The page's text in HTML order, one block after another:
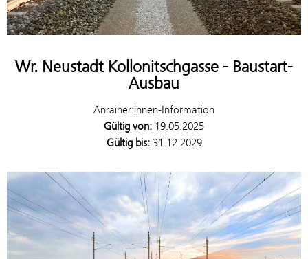
Wr. Neustadt Kollonitschgasse - Baustart-
Ausbau
Anrainer:innen-Information
Gültig von: 19.05.2025
Gültig bis:31.12.2029